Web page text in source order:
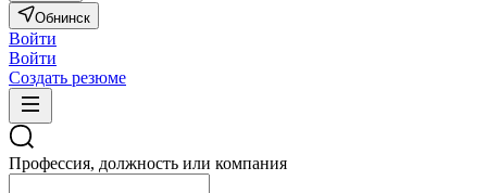
Обнинск
Войти
Войти
Создать резюме
Профессия, должность или компания